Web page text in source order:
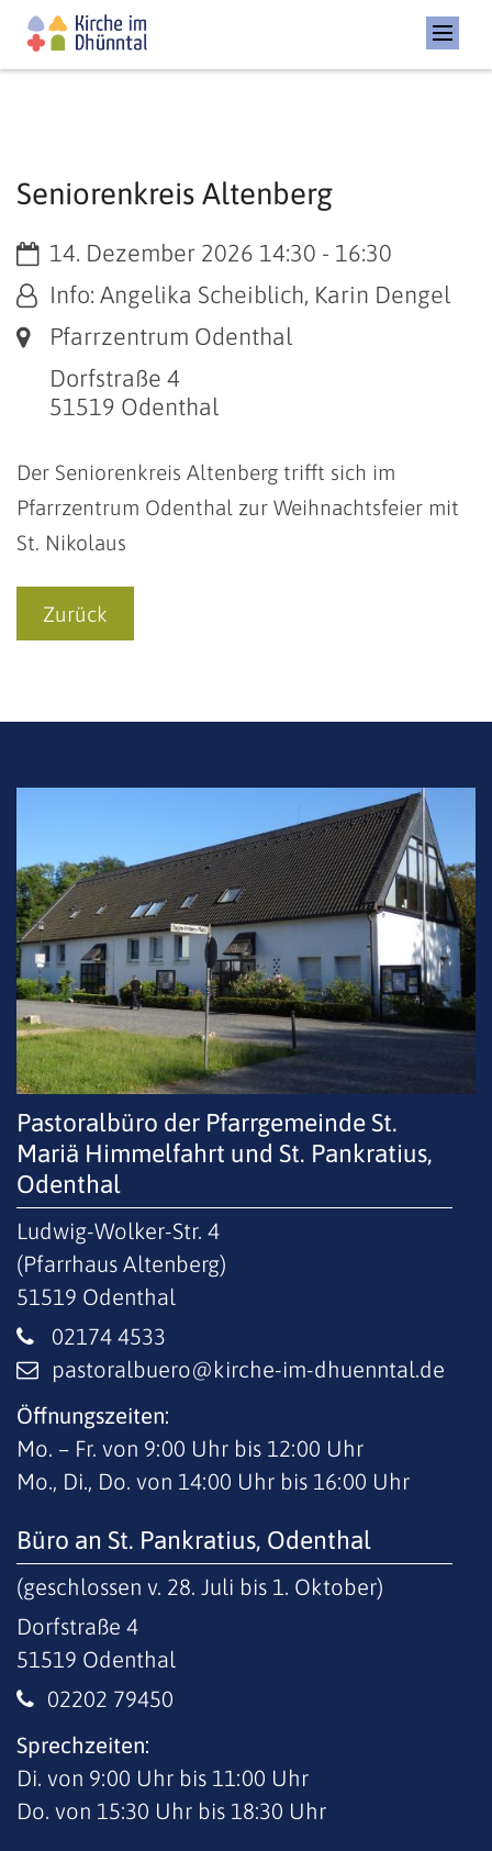
Seniorenkreis Altenberg
Datum:
14. Dezember 2026 14:30 - 16:30
Von:Info: Angelika Scheiblich, Karin Dengel
Ort:Pfarrzentrum Odenthal
Dorfstraße 4
51519 Odenthal
Der Seniorenkreis Altenberg trifft sich im
Pfarrzentrum Odenthal zur Weihnachtsfeier mit
St. Nikolaus
Zurück
Pastoralbüro der Pfarrgemeinde St.
Mariä Himmelfahrt und St. Pankratius,
Odenthal
Ludwig-Wolker-Str. 4
(Pfarrhaus Altenberg)
51519 Odenthal
02174 4533
pastoralbuero@kirche-im-dhuenntal.de
Öffnungszeiten:
Mo. – Fr. von 9:00 Uhr bis 12:00 Uhr
Mo., Di., Do. von 14:00 Uhr bis 16:00 Uhr
Büro an St. Pankratius, Odenthal
(geschlossen v. 28. Juli bis 1. Oktober)
Dorfstraße 4
51519 Odenthal
02202 79450
Sprechzeiten:
Di. von 9:00 Uhr bis 11:00 Uhr
Do. von 15:30 Uhr bis 18:30 Uhr